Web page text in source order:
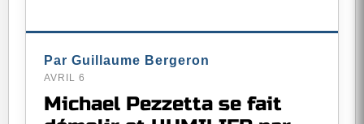
Par Guillaume Bergeron
AVRIL 6
Michael Pezzetta se fait